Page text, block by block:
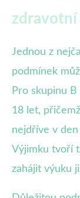
zdravotní
Jednou z
podmínek
Pro skupinu
18 let,
nejdříve v
Výjimku tvoří
zahájit výuku